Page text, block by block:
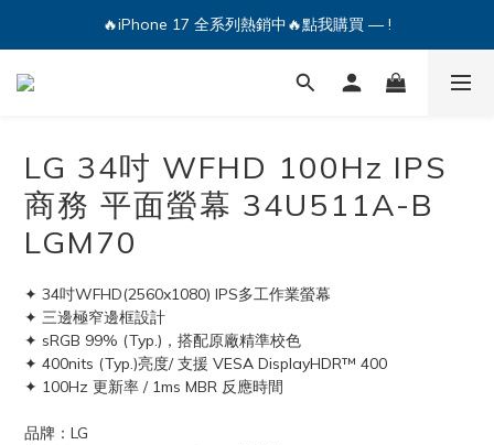
🔥iPhone 17 全系列熱銷中🔥點我購買 — !
🔥iPhone 17 全系列熱銷中🔥點我購買 — !
LG 34吋 WFHD 100Hz IPS
商務 平面螢幕 34U511A-B
LGM70
✦ 34吋WFHD(2560x1080) IPS多工作業螢幕
✦ 三邊極窄邊框設計
✦ sRGB 99% (Typ.)，搭配原廠精準校色
✦ 400nits (Typ.)亮度/ 支援 VESA DisplayHDR™ 400
✦ 100Hz 更新率 / 1ms MBR 反應時間
品牌：LG